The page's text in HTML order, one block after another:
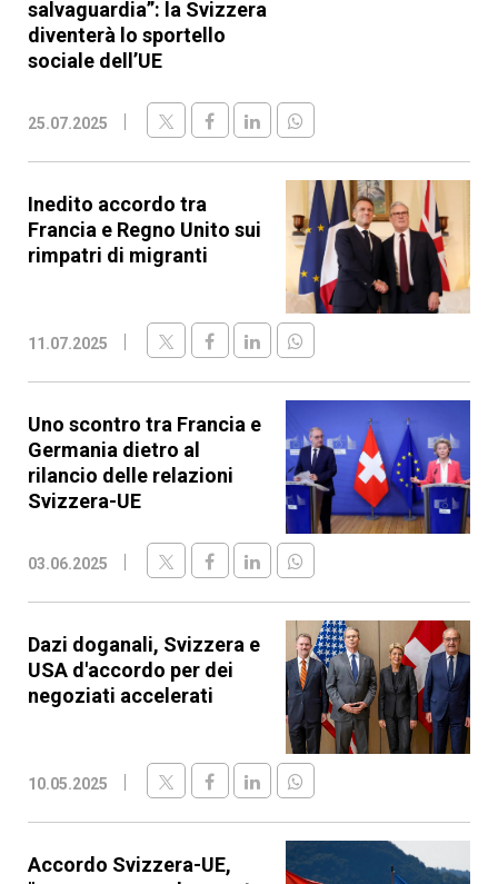
salvaguardia”: la Svizzera
diventerà lo sportello
sociale dell’UE
25.07.2025
Inedito accordo tra
Francia e Regno Unito sui
rimpatri di migranti
11.07.2025
Uno scontro tra Francia e
Germania dietro al
rilancio delle relazioni
Svizzera-UE
03.06.2025
Dazi doganali, Svizzera e
USA d'accordo per dei
negoziati accelerati
10.05.2025
Accordo Svizzera-UE,